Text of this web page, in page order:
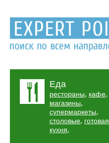
Еда
рестораны, кафе,
магазины,
супермаркеты,
столовые, готовая
кухня,